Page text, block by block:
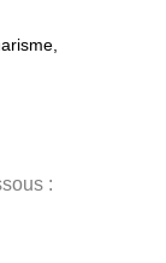
: